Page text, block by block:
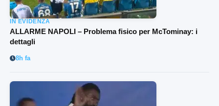
IN EVIDENZA
ALLARME NAPOLI – Problema fisico per McTominay: i
dettagli
8h fa